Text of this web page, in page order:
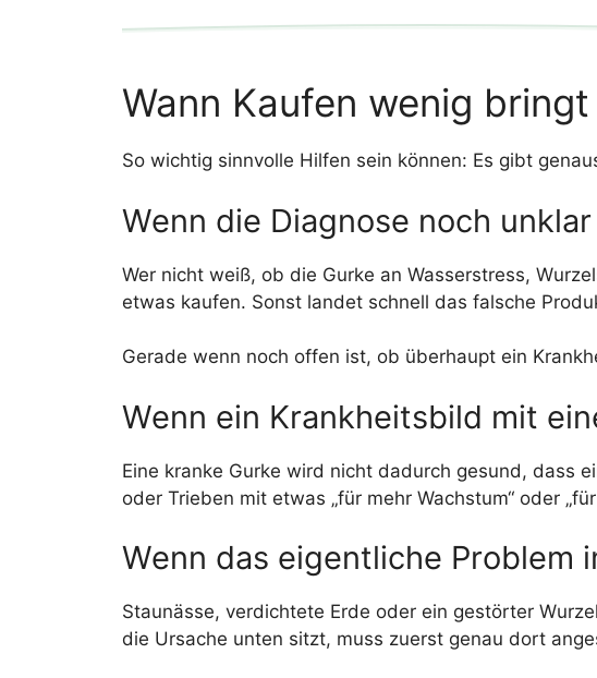
Wann Kaufen wenig bringt
So wichtig sinnvolle Hilfen sein können: Es gibt
Wenn die Diagnose noch
Wer nicht weiß, ob die Gurke an Wasserstress,
etwas kaufen. Sonst landet schnell das falsche
Gerade wenn noch offen ist, ob überhaupt ein
Wenn ein Krankheitsbild mit
Eine kranke Gurke wird nicht dadurch gesund, dass
oder Trieben mit etwas „für mehr Wachstum“ oder
Wenn das eigentliche Problem
Staunässe, verdichtete Erde oder ein gestörter
die Ursache unten sitzt, muss zuerst genau dort